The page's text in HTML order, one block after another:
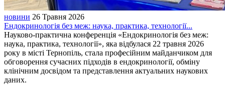
новини 26 Травня 2026
Ендокринологія без меж: наука, практика, технології...
Науково-практична конференція «Ендокринологія без меж:
наука, практика, технології», яка відбулася 22 травня 2026
року в місті Тернопіль, стала професійним майданчиком для
обговорення сучасних підходів в ендокринології, обміну
клінічним досвідом та представлення актуальних наукових
даних.